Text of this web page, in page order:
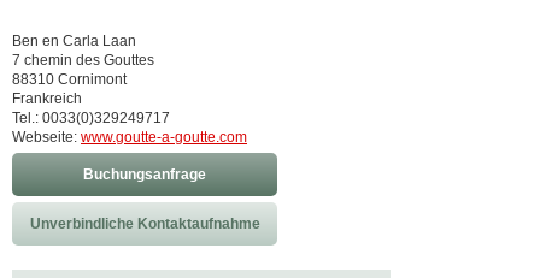
Ben en Carla Laan
7 chemin des Gouttes
88310 Cornimont
Frankreich
Tel.: 0033(0)329249717
Webseite: www.goutte-a-goutte.com
Buchungsanfrage
Unverbindliche Kontaktaufnahme